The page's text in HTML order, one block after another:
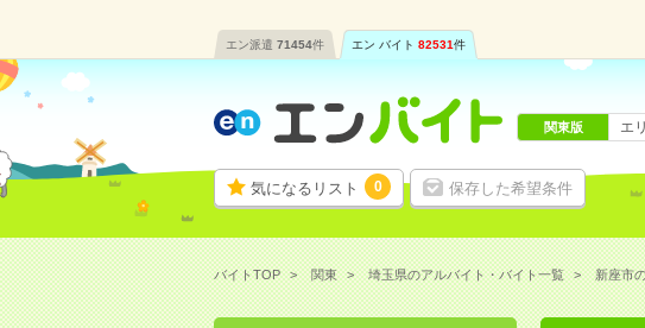
エン派遣 71454件 エン バイト 82531件
気になるリスト 0 保存した希望条件
関東版 エ
バイトTOP 関東 埼玉県のアルバイト・バイト一覧 新座市